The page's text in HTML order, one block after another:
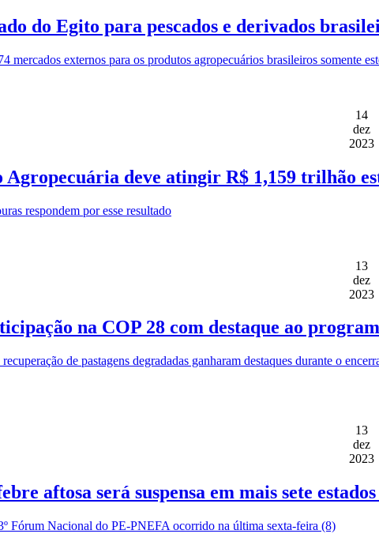
do Egito para pescados e derivados
mercados externos para os produtos agropecuários brasileiros somente
14
dez
2023
Agropecuária deve atingir R$ 1,159 trilhão
respondem por esse resultado
13
dez
2023
na COP 28 com destaque ao
de pastagens degradadas ganharam destaques durante o
13
dez
2023
aftosa será suspensa em mais sete
Fórum Nacional do PE-PNEFA ocorrido na última sexta-feira (8)